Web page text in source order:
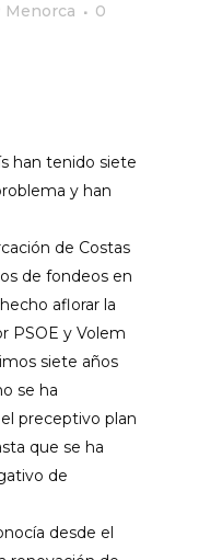
Menorca
0
han tenido siete
y han
de Costas
de fondeos en
aflorar la
PSOE y Volem
siete años
se ha
preceptivo plan
que se ha
de
desde el